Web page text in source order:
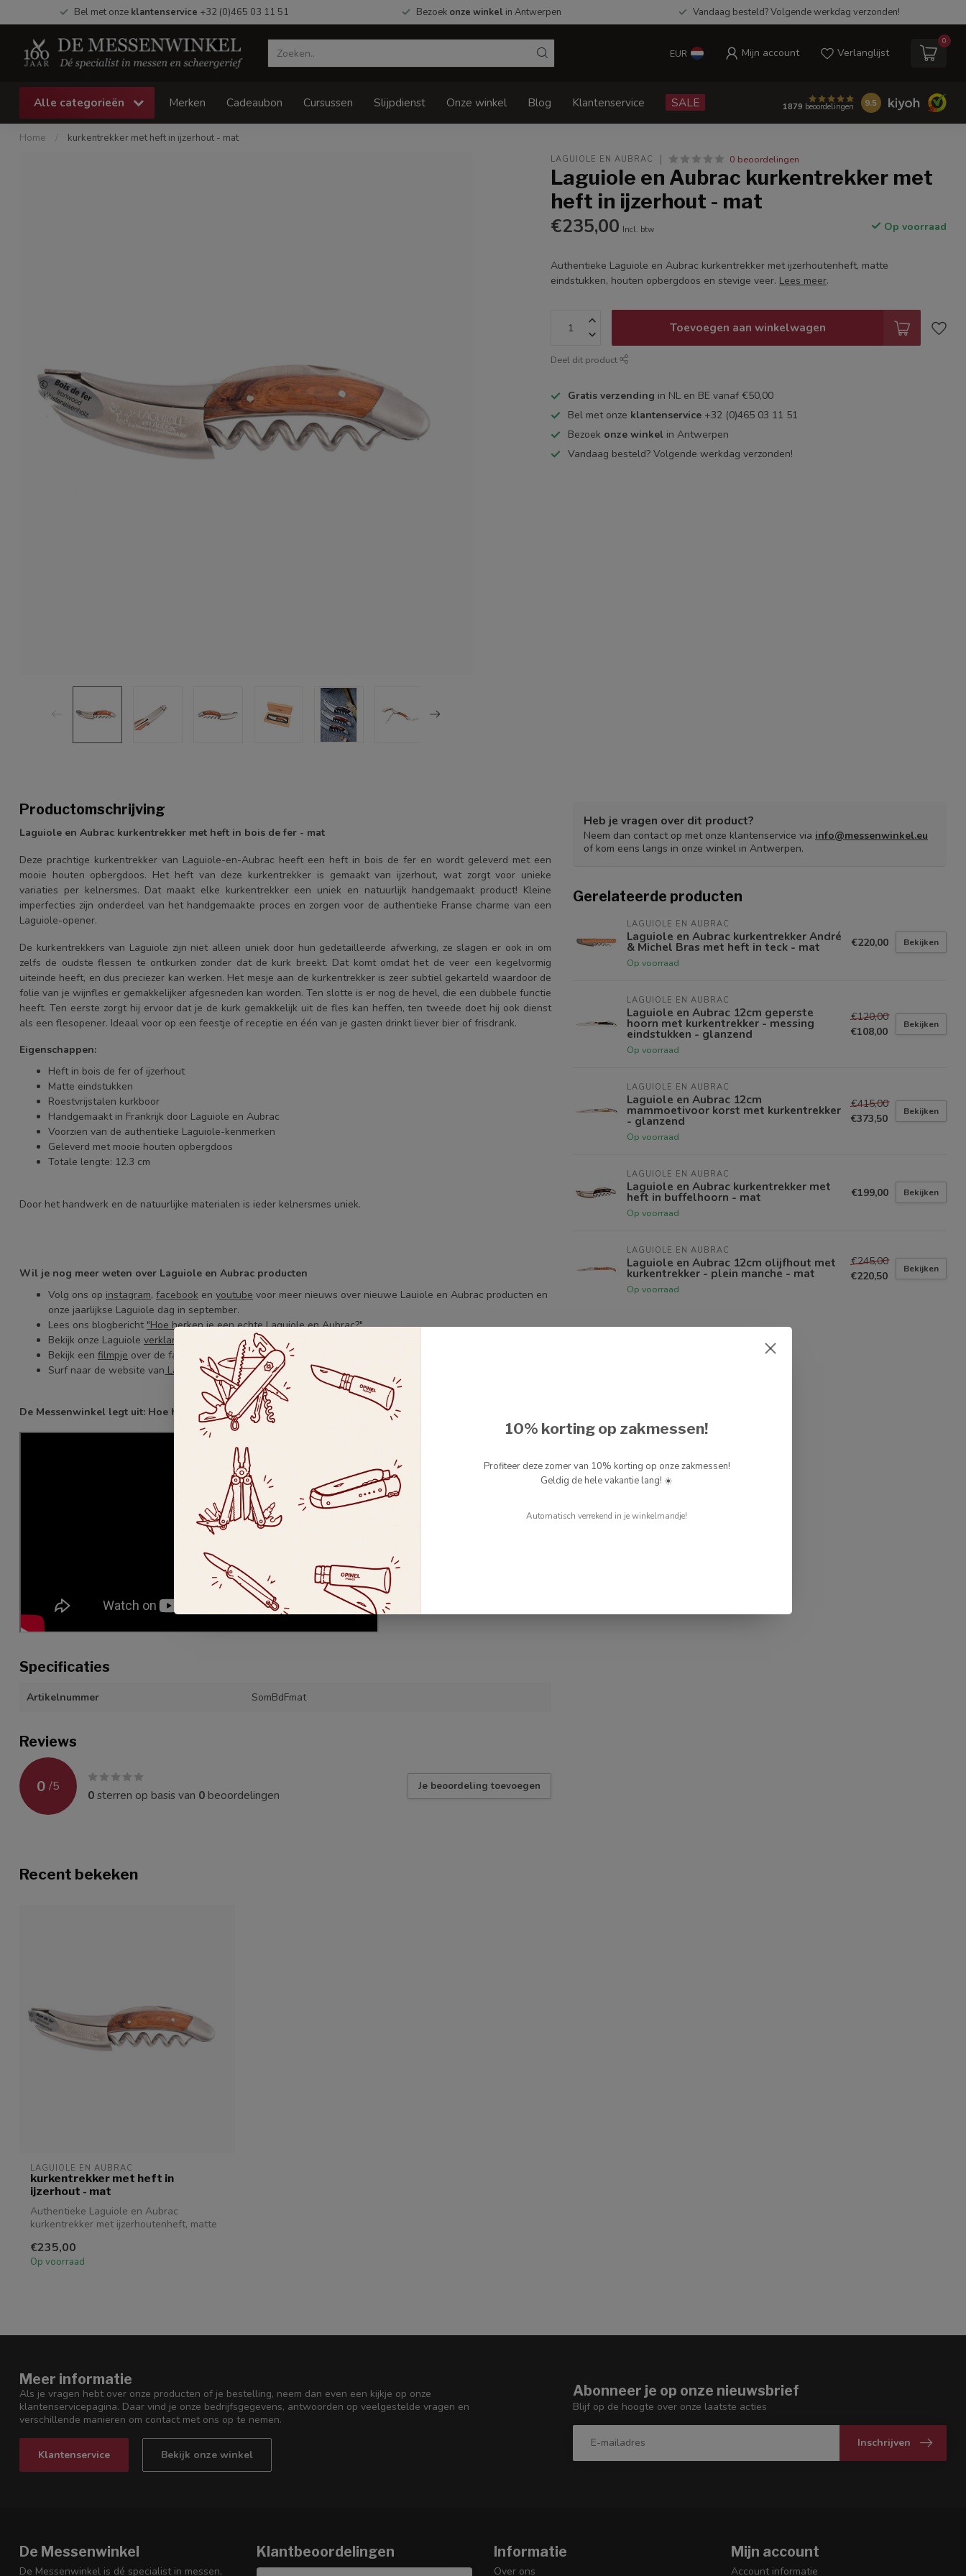
Bel met onze klantenservice +32 (0)465 03 11 51 Bezoek onze winkel in Antwerpen Vandaag besteld? Volgende werkdag verzonden!
EUR Mijn account Verlanglijst
0
Alle categorieën Merken Cadeaubon Cursussen Slijpdienst Onze winkel Blog Klantenservice SALE 1879 beoordelingen 9.5
Home / kurkentrekker met heft in ijzerhout - mat
LAGUIOLE EN AUBRAC 0 beoordelingen
Laguiole en Aubrac kurkentrekker met
heft in ijzerhout - mat
€235,00 Incl. btw Op voorraad
Authentieke Laguiole en Aubrac kurkentrekker met ijzerhoutenheft, matte
eindstukken, houten opbergdoos en stevige veer. Lees meer.
Toevoegen aan winkelwagen
Deel dit product
Gratis verzending in NL en BE vanaf €50,00
Bel met onze klantenservice +32 (0)465 03 11 51
Bezoek onze winkel in Antwerpen
Vandaag besteld? Volgende werkdag verzonden!
Productomschrijving
Laguiole en Aubrac kurkentrekker met heft in bois de fer - mat
Deze prachtige kurkentrekker van Laguiole-en-Aubrac heeft een heft in bois de fer en wordt geleverd met een
mooie houten opbergdoos. Het heft van deze kurkentrekker is gemaakt van ijzerhout, wat zorgt voor unieke
variaties per kelnersmes. Dat maakt elke kurkentrekker een uniek en natuurlijk handgemaakt product! Kleine
imperfecties zijn onderdeel van het handgemaakte proces en zorgen voor de authentieke Franse charme van een
Laguiole-opener.
De kurkentrekkers van Laguiole zijn niet alleen uniek door hun gedetailleerde afwerking, ze slagen er ook in om
zelfs de oudste flessen te ontkurken zonder dat de kurk breekt. Dat komt omdat het de veer een kegelvormig
uiteinde heeft, en dus preciezer kan werken. Het mesje aan de kurkentrekker is zeer subtiel gekarteld waardoor de
folie van je wijnfles er gemakkelijker afgesneden kan worden. Ten slotte is er nog de hevel, die een dubbele functie
heeft. Ten eerste zorgt hij ervoor dat je de kurk gemakkelijk uit de fles kan heffen, ten tweede doet hij ook dienst
als een flesopener. Ideaal voor op een feestje of receptie en één van je gasten drinkt liever bier of frisdrank.
Eigenschappen:
Heft in bois de fer of ijzerhout
Matte eindstukken
Roestvrijstalen kurkboor
Handgemaakt in Frankrijk door Laguiole en Aubrac
Voorzien van de authentieke Laguiole-kenmerken
Geleverd met mooie houten opbergdoos
Totale lengte: 12.3 cm
Door het handwerk en de natuurlijke materialen is ieder kelnersmes uniek.
Wil je nog meer weten over Laguiole en Aubrac producten
Volg ons op instagram, facebook en youtube voor meer nieuws over nieuwe Lauiole en Aubrac producten en
onze jaarlijkse Laguiole dag in september.
Lees ons blogbericht "Hoe herken je een echte Laguiole en Aubrac?".
Bekijk onze Laguiole verklarende woordenlijst.
Bekijk een filmpje over de fabricage bij Laguiole en Aubrac.
Surf naar de website van Laguiole en Aubrac.
De Messenwinkel legt uit: Hoe herken je een echt Laguiole mes
Specificaties
Artikelnummer SomBdFmat
Reviews
0 /5
0sterren op basis van 0 beoordelingen
Je beoordeling toevoegen
Heb je vragen over dit product?
Neem dan contact op met onze klantenservice via info@messenwinkel.eu
of kom eens langs in onze winkel in Antwerpen.
Gerelateerde producten
LAGUIOLE EN AUBRAC
Laguiole en Aubrac kurkentrekker André
& Michel Bras met heft in teck - mat
Op voorraad
€220,00 Bekijken
LAGUIOLE EN AUBRAC
Laguiole en Aubrac 12cm geperste
hoorn met kurkentrekker - messing
eindstukken - glanzend
Op voorraad
€120,00
€108,00
Bekijken
LAGUIOLE EN AUBRAC
Laguiole en Aubrac 12cm
mammoetivoor korst met kurkentrekker
- glanzend
Op voorraad
€415,00
€373,50
Bekijken
LAGUIOLE EN AUBRAC
Laguiole en Aubrac kurkentrekker met
heft in buffelhoorn - mat
Op voorraad
€199,00 Bekijken
LAGUIOLE EN AUBRAC
Laguiole en Aubrac 12cm olijfhout met
kurkentrekker - plein manche - mat
Op voorraad
€245,00
€220,50
Bekijken
Recent bekeken
LAGUIOLE EN AUBRAC
kurkentrekker met heft in
ijzerhout - mat
Authentieke Laguiole en Aubrac
kurkentrekker met ijzerhoutenheft, matte
€235,00
Op voorraad
Meer informatie
Als je vragen hebt over onze producten of je bestelling, neem dan even een kijkje op onze
klantenservicepagina. Daar vind je onze bedrijfsgegevens, antwoorden op veelgestelde vragen en
verschillende manieren om contact met ons op te nemen.
Klantenservice Bekijk onze winkel
Abonneer je op onze nieuwsbrief
Blijf op de hoogte over onze laatste acties
Inschrijven
De Messenwinkel
De Messenwinkel is dé specialist in messen,
Klantbeoordelingen Informatie
Over ons
Mijn account
Account informatie
10% korting op zakmessen!
Profiteer deze zomer van 10% korting op onze zakmessen!
Geldig de hele vakantie lang! ☀️
Automatisch verrekend in je winkelmandje!